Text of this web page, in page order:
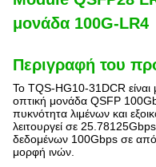
μονάδα 100G-LR4
Περιγραφή του
Το TQS-HG10-31DCR
οπτική μονάδα QSFP
πυκνότητα λιμένων και
λειτουργεί σε
δεδομένων 100Gbps σε
μορφή ινών.